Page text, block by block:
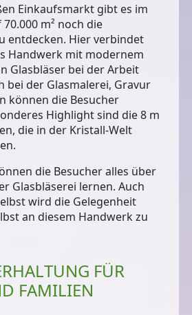
Einkaufsmarkt gibt es im
m² noch die
entdecken. Hier verbindet
Handwerk mit modernem
Glasbläser bei der Arbeit
bei der Glasmalerei, Gravur
können die Besucher
Highlight sind die8 m
, die in der Kristall-Welt
die Besucher alles über
Glasbläserei lernen. Auch
wird die Gelegenheit
an diesem Handwerk zu
FÜR
FAMILIEN